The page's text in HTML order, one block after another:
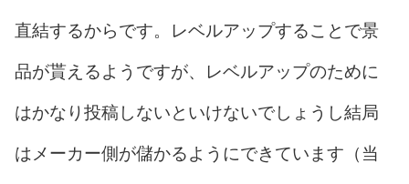
直結するからです。レベルアップすることで景
品が貰えるようですが、レベルアップのために
はかなり投稿しないといけないでしょうし結局
はメーカー側が儲かるようにできています（当